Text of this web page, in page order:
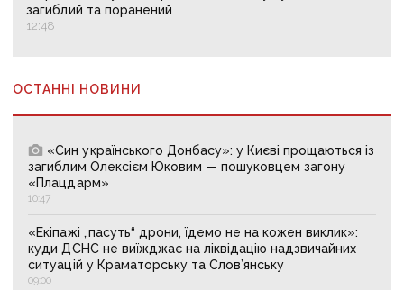
загиблий та поранений
12:48
ОСТАННІ НОВИНИ
«Син українського Донбасу»: у Києві прощаються із
загиблим Олексієм Юковим — пошуковцем загону
«Плацдарм»
10:47
«Екіпажі „пасуть“ дрони, їдемо не на кожен виклик»:
куди ДСНС не виїжджає на ліквідацію надзвичайних
ситуацій у Краматорську та Слов’янську
09:00